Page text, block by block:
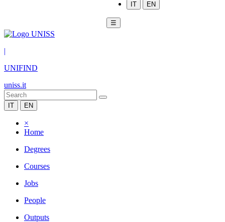
IT EN
☰
|
UNIFIND
uniss.it
IT EN
×
Home
Degrees
Courses
Jobs
People
Outputs